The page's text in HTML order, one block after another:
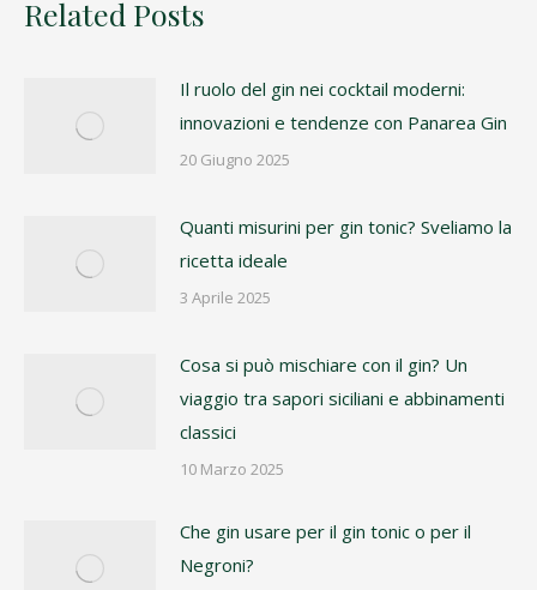
Related Posts
Il ruolo del gin nei cocktail moderni:
innovazioni e tendenze con Panarea Gin
20 Giugno 2025
Quanti misurini per gin tonic? Sveliamo la
ricetta ideale
3 Aprile 2025
Cosa si può mischiare con il gin? Un
viaggio tra sapori siciliani e abbinamenti
classici
10 Marzo 2025
Che gin usare per il gin tonic o per il
Negroni?